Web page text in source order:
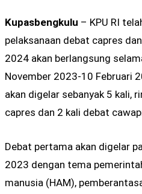
Kupasbengkulu – KPU RI
pelaksanaan debat capres
2024 akan berlangsung
November 2023-10 Februari
akan digelar sebanyak 5 kali,
capres dan 2 kali debat
Debat pertama akan digelar
2023 dengan tema
manusia (HAM),